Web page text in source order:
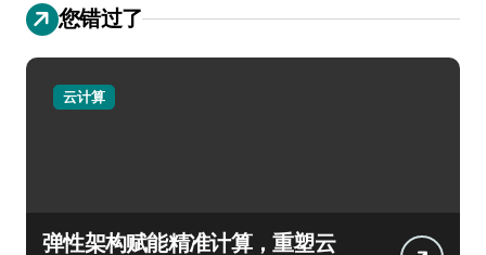
您错过了
云计算
弹性架构赋能精准计算，重塑云